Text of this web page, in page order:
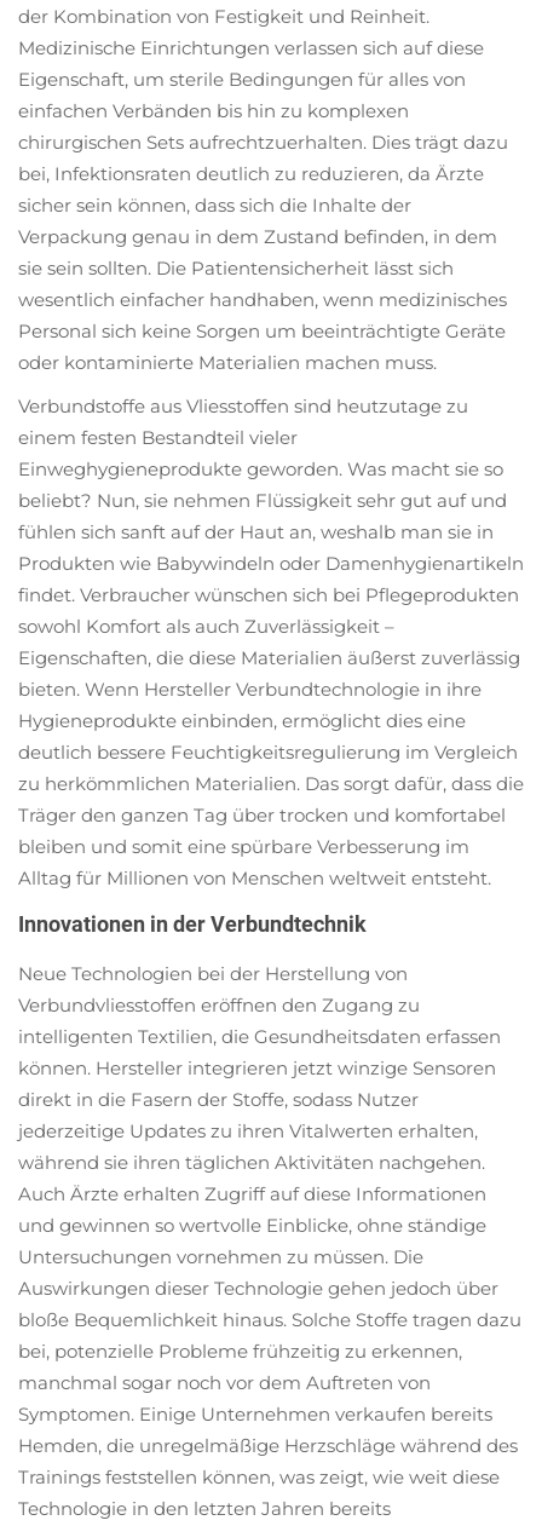
der Kombination von Festigkeit und Reinheit.
Medizinische Einrichtungen verlassen sich auf diese
Eigenschaft, um sterile Bedingungen für alles von
einfachen Verbänden bis hin zu komplexen
chirurgischen Sets aufrechtzuerhalten. Dies trägt dazu
bei, Infektionsraten deutlich zu reduzieren, da Ärzte
sicher sein können, dass sich die Inhalte der
Verpackung genau in dem Zustand befinden, in dem
sie sein sollten. Die Patientensicherheit lässt sich
wesentlich einfacher handhaben, wenn medizinisches
Personal sich keine Sorgen um beeinträchtigte Geräte
oder kontaminierte Materialien machen muss.
Verbundstoffe aus Vliesstoffen sind heutzutage zu
einem festen Bestandteil vieler
Einweghygieneprodukte geworden. Was macht sie so
beliebt? Nun, sie nehmen Flüssigkeit sehr gut auf und
fühlen sich sanft auf der Haut an, weshalb man sie in
Produkten wie Babywindeln oder Damenhygienartikeln
findet. Verbraucher wünschen sich bei Pflegeprodukten
sowohl Komfort als auch Zuverlässigkeit –
Eigenschaften, die diese Materialien äußerst zuverlässig
bieten. Wenn Hersteller Verbundtechnologie in ihre
Hygieneprodukte einbinden, ermöglicht dies eine
deutlich bessere Feuchtigkeitsregulierung im Vergleich
zu herkömmlichen Materialien. Das sorgt dafür, dass die
Träger den ganzen Tag über trocken und komfortabel
bleiben und somit eine spürbare Verbesserung im
Alltag für Millionen von Menschen weltweit entsteht.
Innovationen in der Verbundtechnik
Neue Technologien bei der Herstellung von
Verbundvliesstoffen eröffnen den Zugang zu
intelligenten Textilien, die Gesundheitsdaten erfassen
können. Hersteller integrieren jetzt winzige Sensoren
direkt in die Fasern der Stoffe, sodass Nutzer
jederzeitige Updates zu ihren Vitalwerten erhalten,
während sie ihren täglichen Aktivitäten nachgehen.
Auch Ärzte erhalten Zugriff auf diese Informationen
und gewinnen so wertvolle Einblicke, ohne ständige
Untersuchungen vornehmen zu müssen. Die
Auswirkungen dieser Technologie gehen jedoch über
bloße Bequemlichkeit hinaus. Solche Stoffe tragen dazu
bei, potenzielle Probleme frühzeitig zu erkennen,
manchmal sogar noch vor dem Auftreten von
Symptomen. Einige Unternehmen verkaufen bereits
Hemden, die unregelmäßige Herzschläge während des
Trainings feststellen können, was zeigt, wie weit diese
Technologie in den letzten Jahren bereits